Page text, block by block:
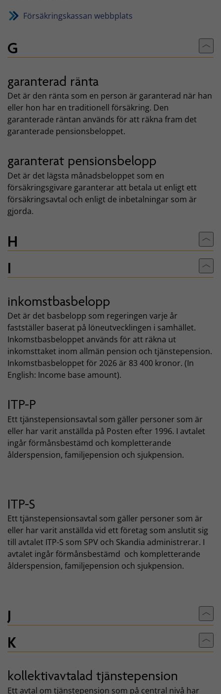
Försäkringskassan webbplats
G Till
garanterad ränta
Det är den ränta som en person är garanterad när han
eller hon har en traditionell försäkring. Den
garanterade räntan används för att räkna fram det
garanterade pensionsbeloppet.
garanterat pensionsbelopp
Det är det lägsta månadsbeloppet som en
försäkringsgivare garanterar att betala ut enligt ett
försäkringsavtal och enligt de inbetalningar som är
gjorda.
H Till
I Till
inkomstbasbelopp
Det är det basbelopp som regeringen varje år
fastställer baserat på löneutvecklingen i samhället.
Inkomstbasbeloppet används för att räkna ut
inkomsttaket inom allmän pension och tjänstepension.
Inkomstbasbeloppet för 2026 är 83 400 kronor. (In
English: Income base amount).
ITP-P
Ett tjänstepensionsavtal som gäller personer som är
eller har varit anställda på Posten efter 1996. I avtalet
ingår förmånsbestämd och kompletterande
ålderspension, familjepension och sjukpension.
ITP-S
Ett tjänstepensionsavtal som gäller personer som är
eller har varit anställda vid ett företag som anslutit sig
till avtalet ITP-S som SPV och Skandia administrerar. I
avtalet ingår förmånsbestämd och kompletterande
ålderspension, familjepension och sjukpension.
J Till
K Till
kollektivavtalad tjänstepension
Ett avtal om tjänstepension som på central nivå har